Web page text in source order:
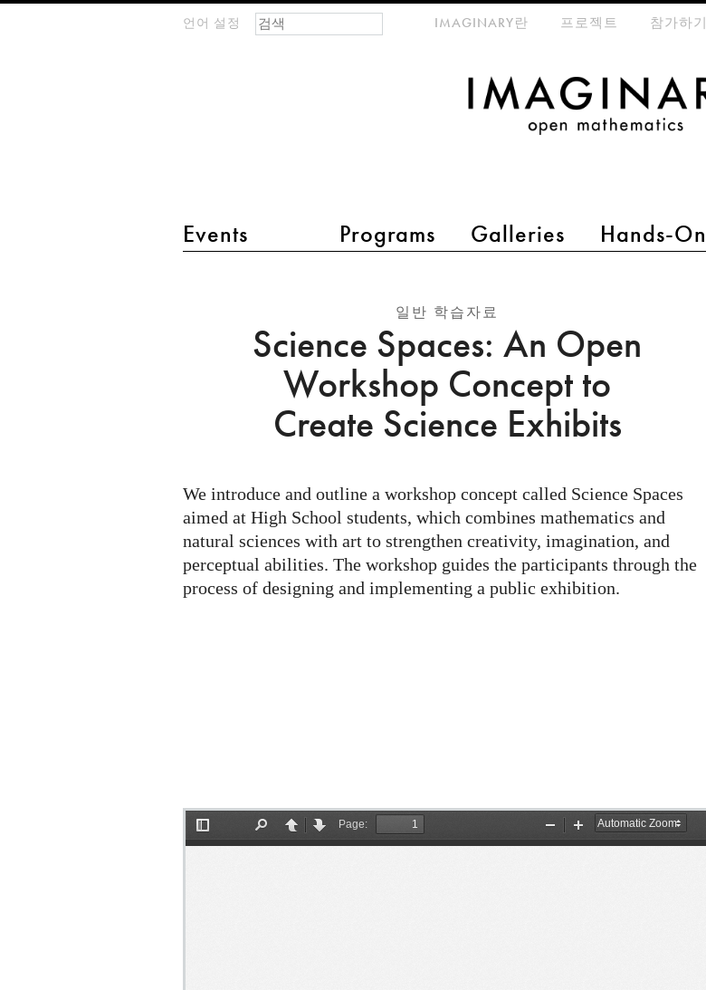
언어 설정
main menu 2
Events Programs Galleries Hands-On
meta-menuIMAGINARY란 프로젝트 참가하기
검색 폼
찾기
Workshop
Exhibits
일반 학습자료
Science Spaces: An Open
Workshop Concept to
Create Science Exhibits
We introduce and outline a workshop concept called Science Spaces
aimed at High School students, which combines mathematics and
natural sciences with art to strengthen creativity, imagination, and
perceptual abilities. The workshop guides the participants through the
process of designing and implementing a public exhibition.